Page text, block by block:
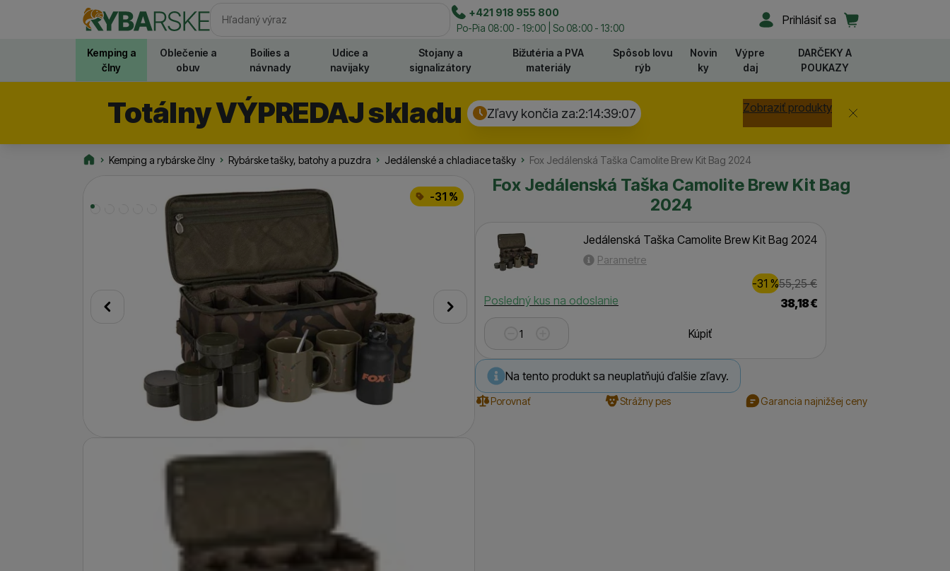
Vyhľadávanie
Hľadať
+421 918 955 800
Po-Pia 08:00 - 19:00 | So 08:00 - 13:00
Užívateľská sekcia
Prihlásiť sa Košík
Kemping a
člny
Oblečenie a
obuv
Boilies a
návnady
Udice a
navijaky
Stojany a
signalizátory
Bižutéria a PVA
materiály
Spôsob lovu
rýb
Novin
ky
Výpre
daj
DARČEKY A
POUKAZY
Totálny VÝPREDAJ skladu Zľavy končia za:2:14:39:06 Zobraziť produkty Zavrieť
Kemping a rybárske člny Rybárske tašky, batohy a puzdra Jedálenské a chladiace tašky Fox Jedálenská Taška Camolite Brew Kit Bag 2024
Fox Jedálenská Taška Camolite Brew Kit Bag
2024
Dostupnosť
Posledný kus na odoslanie
Jedálenská Taška Camolite Brew Kit Bag 2024
Parametre
Pôvodná cena
55,25€
Zľava
17,00€
(
-31 %
)
38,18€
Kúpiť
Na tento produkt sa neuplatňujú ďalšie zľavy.
Porovnať Strážny pes Garancia najnižšej ceny
predchádzajúci nasledujúci
-31 %